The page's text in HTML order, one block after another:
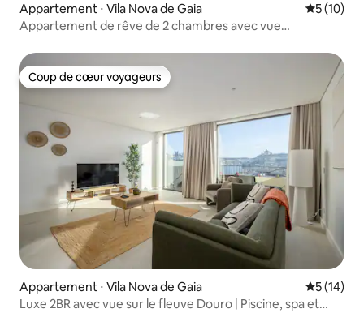
Appartement ⋅ Vila Nova de Gaia
5 (10)
Appartement de rêve de 2 chambres avec vue
Coup de cœur voyageurs
Coup de cœur voyageurs
Appartement ⋅ Vila Nova de Gaia
5 (14)
Luxe 2BR avec vue sur le fleuve Douro | Piscine, spa et